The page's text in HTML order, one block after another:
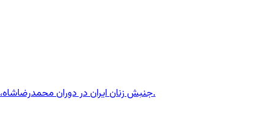
جنبش زنان ایران در دوران محمدرضاشاه، بخش سوم – سازمان زنان در کنترل مردان! پس از کودتای ۱۳۳۲ دولت کنترل سازمان زنان را بدست گرفت.